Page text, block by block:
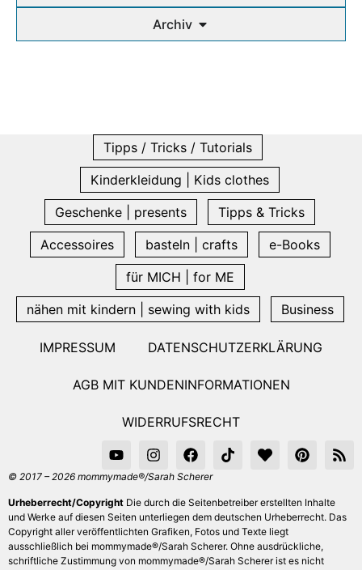
Archiv
Tipps / Tricks / Tutorials
Kinderkleidung | Kids clothes
Geschenke | presents
Tipps & Tricks
Accessoires
basteln | crafts
e-Books
für MICH | for ME
nähen mit kindern | sewing with kids
Business
IMPRESSUM DATENSCHUTZERKLÄRUNG
AGB MIT KUNDENINFORMATIONEN
WIDERRUFSRECHT
© 2017 – 2026 mommymade®/Sarah Scherer
Urheberrecht/Copyright Die durch die Seitenbetreiber erstellten Inhalte
und Werke auf diesen Seiten unterliegen dem deutschen Urheberrecht. Das
Copyright aller veröffentlichten Grafiken, Fotos und Texte liegt
ausschließlich bei mommymade®/Sarah Scherer. Ohne ausdrückliche,
schriftliche Zustimmung von mommymade®/Sarah Scherer ist es nicht